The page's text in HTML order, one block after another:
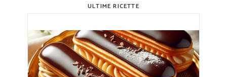
ULTIME RICETTE